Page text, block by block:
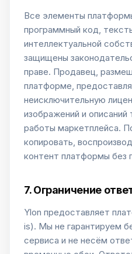
Все элементы
программный код,
интеллектуальной
защищены
праве. Продавец,
платформе,
неисключительную
изображений и описаний
работы маркетплейса.
копировать,
контент платформы без
7. Ограничение
Ylon предоставляет
is). Мы не гарантируем
сервиса и не несём